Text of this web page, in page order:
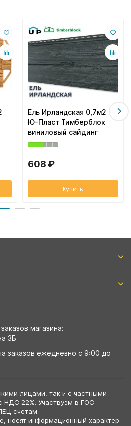
Ель Ирландская 0,7м2
Ю-Пласт Тимберблок
виниловый сайдинг
608 ₽
Купить
магазина:
3Б
заказов ежедневно с 9:00 до
лицами, так и с частными
НДС 22%. Участвуем в ГОС
счетам.
носят информационный характер